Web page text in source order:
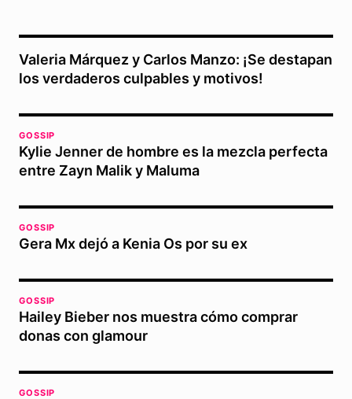
Valeria Márquez y Carlos Manzo: ¡Se destapan
los verdaderos culpables y motivos!
GOSSIP
Kylie Jenner de hombre es la mezcla perfecta
entre Zayn Malik y Maluma
GOSSIP
Gera Mx dejó a Kenia Os por su ex
GOSSIP
Hailey Bieber nos muestra cómo comprar
donas con glamour
GOSSIP